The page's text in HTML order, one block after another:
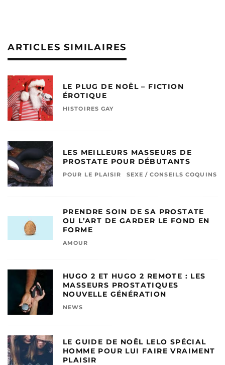
ARTICLES SIMILAIRES
LE PLUG DE NOËL – FICTION
ÉROTIQUE
HISTOIRES GAY
LES MEILLEURS MASSEURS DE
PROSTATE POUR DÉBUTANTS
POUR LE PLAISIR SEXE / CONSEILS COQUINS
PRENDRE SOIN DE SA PROSTATE
OU L’ART DE GARDER LE FOND EN
FORME
AMOUR
HUGO 2 ET HUGO 2 REMOTE : LES
MASSEURS PROSTATIQUES
NOUVELLE GÉNÉRATION
NEWS
LE GUIDE DE NOËL LELO SPÉCIAL
HOMME POUR LUI FAIRE VRAIMENT
PLAISIR